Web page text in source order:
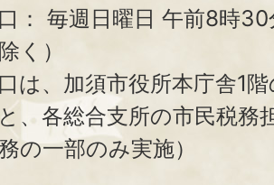
： 毎週日曜日 午前8時
く）
は、加須市役所本庁舎1
、 各総合支所の市民税務
の一部のみ実施）